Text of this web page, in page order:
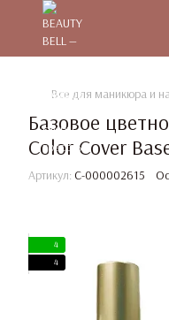
Все для маникюра и
Базовое
Color Cover
Артикул: C-000002615
4
4